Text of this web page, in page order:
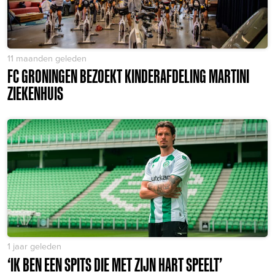
11 maanden geleden
FC GRONINGEN BEZOEKT KINDERAFDELING MARTINI
ZIEKENHUIS
1 jaar geleden
‘IK BEN EEN SPITS DIE MET ZIJN HART SPEELT’